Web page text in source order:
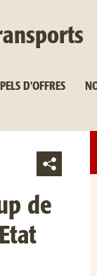
D'OFFRES
de